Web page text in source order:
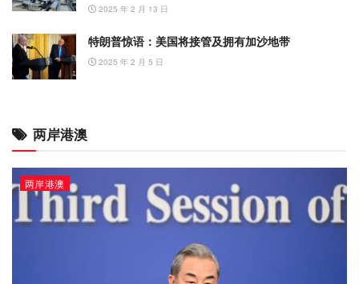
2025 年 2 月 13 日
特朗普惊语：美国将接管及拥有加沙地带
2025 年 2 月 5 日
两岸港澳
两岸港澳